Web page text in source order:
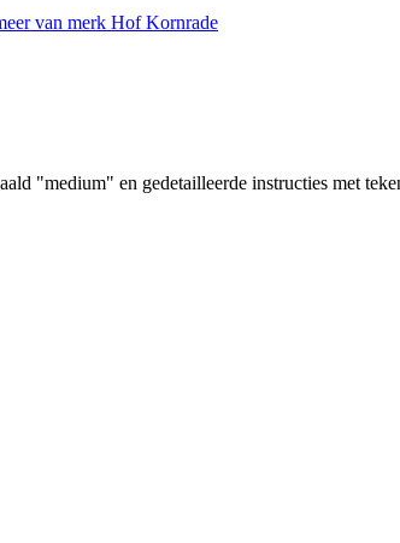
van merk Hof Kornrade
"medium" en gedetailleerde instructies met